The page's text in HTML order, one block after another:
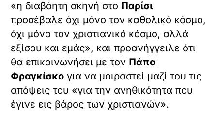
«η διαβόητη σκηνή στο Παρίσι
προσέβαλε όχι μόνο τον καθολικό κόσμο,
όχι μόνο τον χριστιανικό κόσμο, αλλά
εξίσου και εμάς», και προανήγγειλε ότι
θα επικοινωνήσει με τον Πάπα
Φραγκίσκο για να μοιραστεί μαζί του τις
απόψεις του «για την ανηθικότητα που
έγινε εις βάρος των χριστιανών».